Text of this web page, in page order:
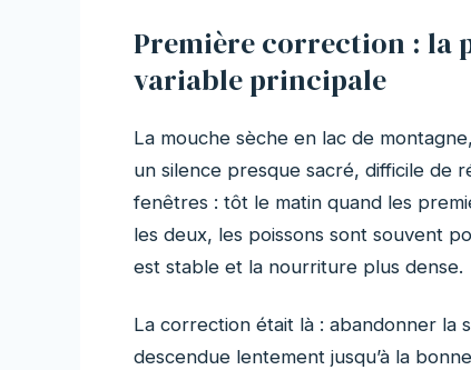
Première correction : la
variable principale
La mouche sèche en lac de
un silence presque sacré, difficile de
fenêtres : tôt le matin quand les
les deux, les poissons sont souvent
est stable et la nourriture plus dense.
La correction était là : abandonner la
descendue lentement jusqu’à la